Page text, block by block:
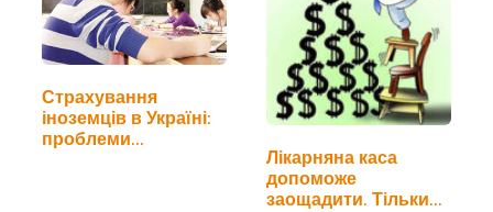
Страхування
іноземців в Україні:
проблеми
Лікарняна каса
допоможе
заощадити. Тільки